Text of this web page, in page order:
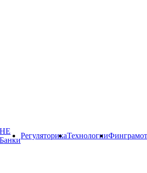
НЕ
Банки
РегуляторикаТехнологии